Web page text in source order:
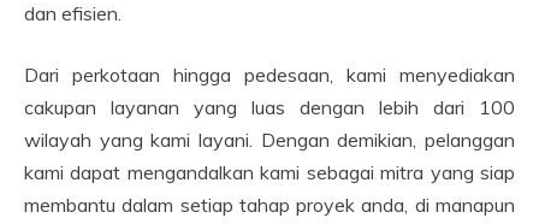
dan efisien.
Dari perkotaan hingga pedesaan, kami menyediakan
cakupan layanan yang luas dengan lebih dari 100
wilayah yang kami layani. Dengan demikian, pelanggan
kami dapat mengandalkan kami sebagai mitra yang siap
membantu dalam setiap tahap proyek anda, di manapun